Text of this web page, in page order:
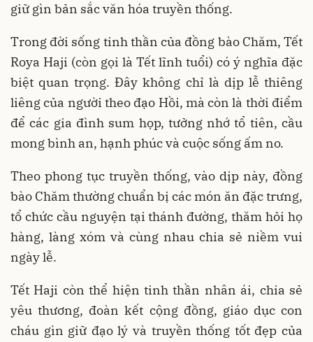
giữ gìn bản sắc văn hóa truyền thống.
Trong đời sống tinh thần của đồng bào Chăm, Tết
Roya Haji (còn gọi là Tết lĩnh tuổi) có ý nghĩa đặc
biệt quan trọng. Đây không chỉ là dịp lễ thiêng
liêng của người theo đạo Hồi, mà còn là thời điểm
để các gia đình sum họp, tưởng nhớ tổ tiên, cầu
mong bình an, hạnh phúc và cuộc sống ấm no.
Theo phong tục truyền thống, vào dịp này, đồng
bào Chăm thường chuẩn bị các món ăn đặc trưng,
tổ chức cầu nguyện tại thánh đường, thăm hỏi họ
hàng, làng xóm và cùng nhau chia sẻ niềm vui
ngày lễ.
Tết Haji còn thể hiện tinh thần nhân ái, chia sẻ
yêu thương, đoàn kết cộng đồng, giáo dục con
cháu gìn giữ đạo lý và truyền thống tốt đẹp của